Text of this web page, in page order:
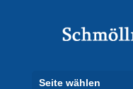
Seite wählen